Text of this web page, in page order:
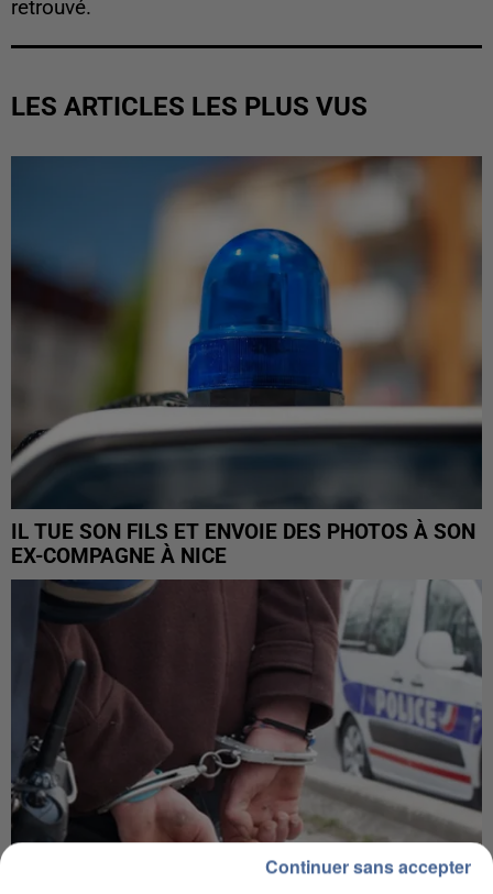
retrouvé.
LES ARTICLES LES PLUS VUS
IL TUE SON FILS ET ENVOIE DES PHOTOS À SON
EX-COMPAGNE À NICE
Continuer sans accepter